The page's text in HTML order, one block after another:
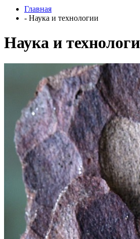
Главная
- Наука и технологии
Наука и